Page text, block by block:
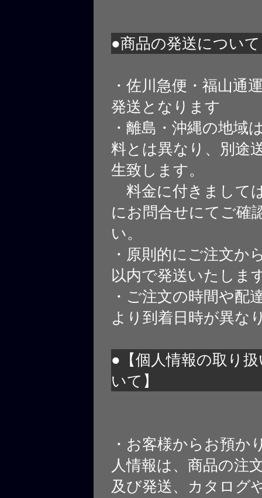
●商品の発送について
・佐川急便・福山通
発送となります
・離島・沖縄の地域
料とは異なり、別途
生致します。
料金に付きまして
にお問合せにてご確
い。
・原則的にご注文か
以内で発送いたしま
・ご注文の時間や配
より到着日時が異な
●【個人情報の取り
いて】
・お客様からお預か
人情報は、商品の注
及び発送、カタログ